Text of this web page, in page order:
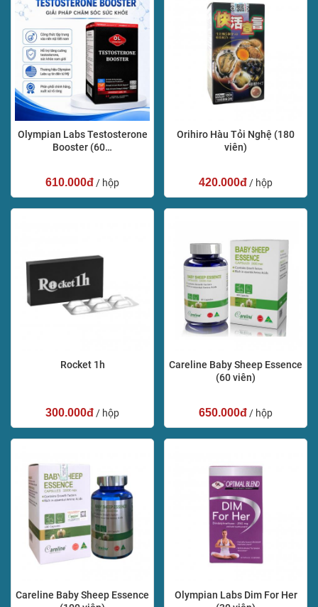
Olympian Labs Testosterone
Booster (60…
610.000đ / hộp
Orihiro Hàu Tỏi Nghệ (180
viên)
420.000đ / hộp
Rocket 1h
300.000đ / hộp
Careline Baby Sheep Essence
(60 viên)
650.000đ / hộp
Careline Baby Sheep Essence
Olympian Labs Dim For Her